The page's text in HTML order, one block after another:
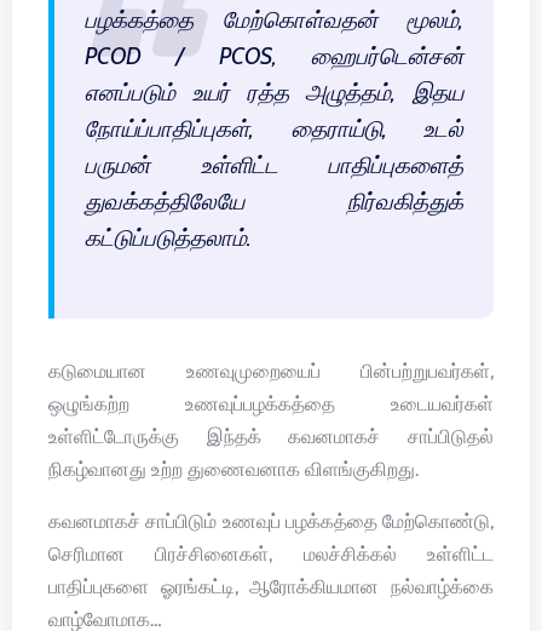
பழக்கத்தை மேற்கொள்வதன் மூலம்,
PCOD / PCOS, ஹைபர்டென்சன்
எனப்படும் உயர் ரத்த அழுத்தம், இதய
நோய்ப்பாதிப்புகள், தைராய்டு, உடல்
பருமன் உள்ளிட்ட பாதிப்புகளைத்
துவக்கத்திலேயே நிர்வகித்துக்
கட்டுப்படுத்தலாம்.
கடுமையான உணவுமுறையைப் பின்பற்றுபவர்கள்,
ஒழுங்கற்ற உணவுப்பழக்கத்தை உடையவர்கள்
உள்ளிட்டோருக்கு இந்தக் கவனமாகச் சாப்பிடுதல்
நிகழ்வானது உற்ற துணைவனாக விளங்குகிறது.
கவனமாகச் சாப்பிடும் உணவுப் பழக்கத்தை மேற்கொண்டு,
செரிமான பிரச்சினைகள், மலச்சிக்கல் உள்ளிட்ட
பாதிப்புகளை ஓரங்கட்டி, ஆரோக்கியமான நல்வாழ்க்கை
வாழ்வோமாக…